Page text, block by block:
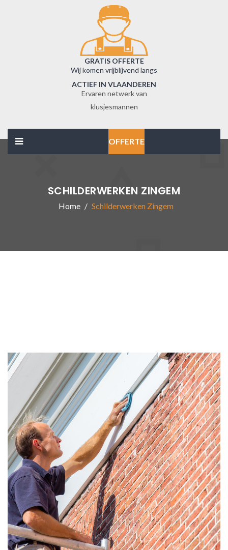
GRATIS OFFERTE
Wij komen vrijblijvend langs
ACTIEF IN VLAANDEREN
Ervaren netwerk van
klusjesmannen
OFFERTE
SCHILDERWERKEN ZINGEM
Home Schilderwerken Zingem